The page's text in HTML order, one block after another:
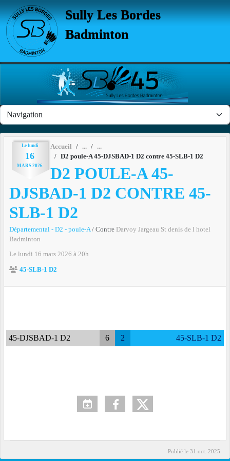
Sully Les Bordes
Badminton
Le lundi
16
MARS 2026
Accueil
D2 poule-A 45-DJSBAD-1 D2 contre 45-SLB-1 D2
D2 POULE-A 45-
DJSBAD-1 D2 CONTRE 45-
SLB-1 D2
Départemental - D2 - poule-A/ Contre Darvoy Jargeau St denis de l hotel
Badminton
Le lundi 16 mars 2026 à 20h
45-SLB-1 D2
45-DJSBAD-1 D2 6 2 45-SLB-1 D2
Publié le 31 oct. 2025
Panneau de gestion des cookies